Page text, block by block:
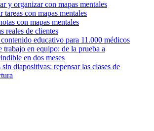
y organizar con mapas mentales
tareas con mapas mentales
con mapas mentales
reales de clientes
educativo para 11.000 médicos
trabajo en equipo: de la prueba a
en dos meses
sin diapositivas: repensar las clases de